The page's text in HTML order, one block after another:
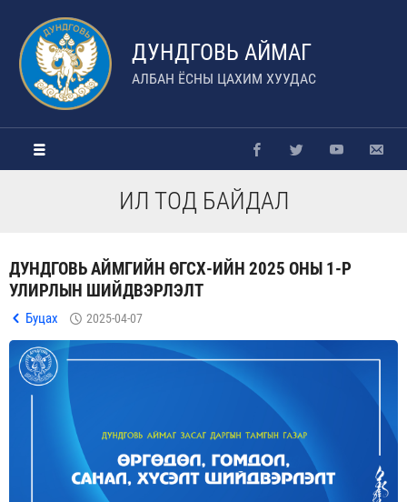
ДУНДГОВЬ АЙМАГ
АЛБАН ЁСНЫ ЦАХИМ ХУУДАС
ИЛ ТОД БАЙДАЛ
ДУНДГОВЬ АЙМГИЙН ӨГСХ-ИЙН 2025 ОНЫ 1-Р
УЛИРЛЫН ШИЙДВЭРЛЭЛТ
Буцах 2025-04-07